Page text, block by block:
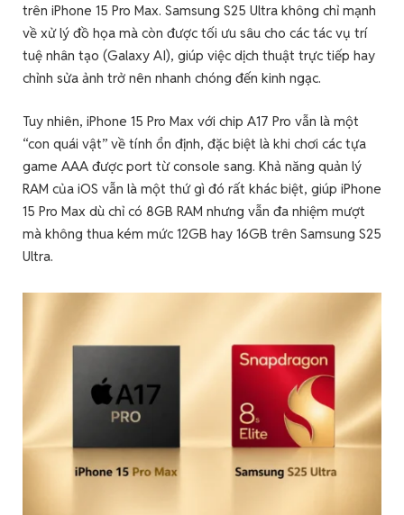
trên iPhone 15 Pro Max. Samsung S25 Ultra không chỉ mạnh
về xử lý đồ họa mà còn được tối ưu sâu cho các tác vụ trí
tuệ nhân tạo (Galaxy AI), giúp việc dịch thuật trực tiếp hay
chỉnh sửa ảnh trở nên nhanh chóng đến kinh ngạc.
Tuy nhiên, iPhone 15 Pro Max với chip A17 Pro vẫn là một
“con quái vật” về tính ổn định, đặc biệt là khi chơi các tựa
game AAA được port từ console sang. Khả năng quản lý
RAM của iOS vẫn là một thứ gì đó rất khác biệt, giúp iPhone
15 Pro Max dù chỉ có 8GB RAM nhưng vẫn đa nhiệm mượt
mà không thua kém mức 12GB hay 16GB trên Samsung S25
Ultra.